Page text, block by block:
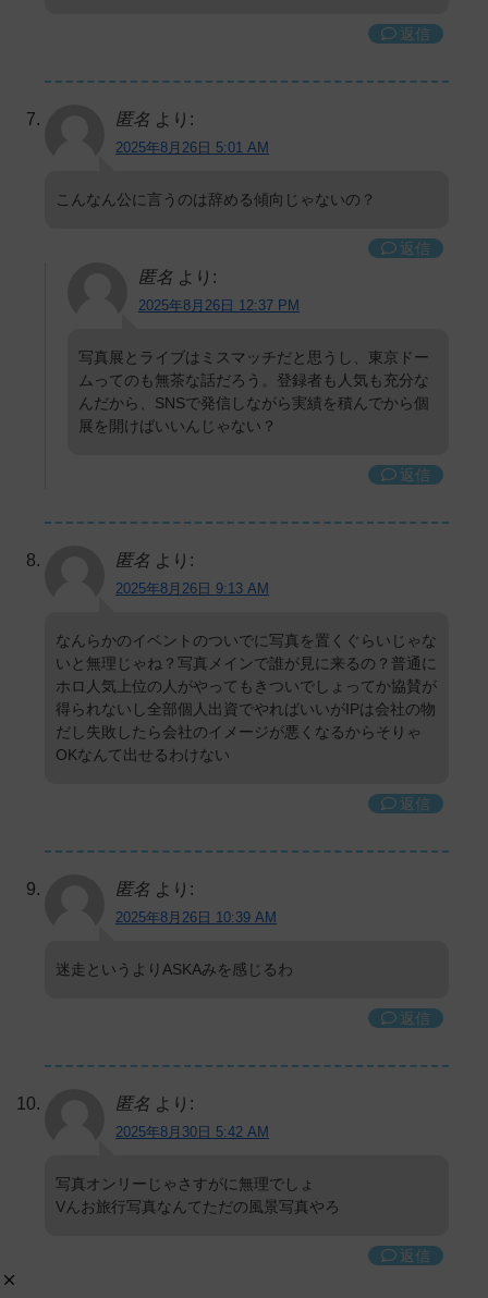
返信
匿名 より:
2025年8月26日 5:01 AM
こんなん公に言うのは辞める傾向じゃないの？
返信
匿名 より:
2025年8月26日 12:37 PM
写真展とライブはミスマッチだと思うし、東京ドー
ムってのも無茶な話だろう。登録者も人気も充分な
んだから、SNSで発信しながら実績を積んでから個
展を開けばいいんじゃない？
返信
匿名 より:
2025年8月26日 9:13 AM
なんらかのイベントのついでに写真を置くぐらいじゃな
いと無理じゃね？写真メインで誰が見に来るの？普通に
ホロ人気上位の人がやってもきついでしょってか協賛が
得られないし全部個人出資でやればいいがIPは会社の物
だし失敗したら会社のイメージが悪くなるからそりゃ
OKなんて出せるわけない
返信
匿名 より:
2025年8月26日 10:39 AM
迷走というよりASKAみを感じるわ
返信
匿名 より:
2025年8月30日 5:42 AM
写真オンリーじゃさすがに無理でしょ
Vんお旅行写真なんてただの風景写真やろ
返信